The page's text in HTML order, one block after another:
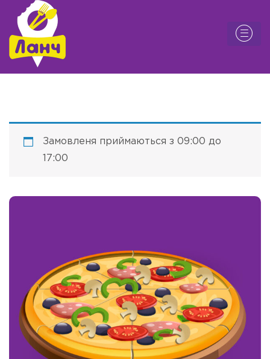
Замовленя приймаються з 09:00 до
17:00